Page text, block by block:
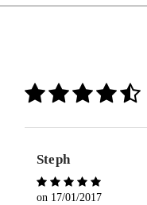
Steph
on 17/01/2017